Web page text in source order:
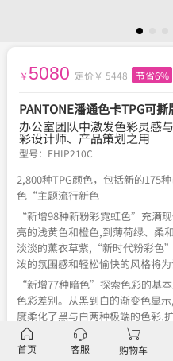
￥ 5080 定价￥ 5448 节省6%
PANTONE潘通色卡TPG可撕
办公室团队中激发色彩灵感
彩设计师、产品策划之用
型号： FHIP210C
2,800种TPG颜色，包括新的175
色“主题流行新色
“新增98种新粉彩霓虹色”充满
亮的浅黄色和橙色,到薄荷绿、柔
淡淡的薰衣草紫,“新时代粉彩色
泼的氛围感和轻松愉快的风格将为
“新增77种暗色”探索色彩的基
色彩差别。从黑到白的渐变色显
度柔化了黑与白两种极端的色彩,
意义的趣味性和创造性的大门。
首页 客服 购物车